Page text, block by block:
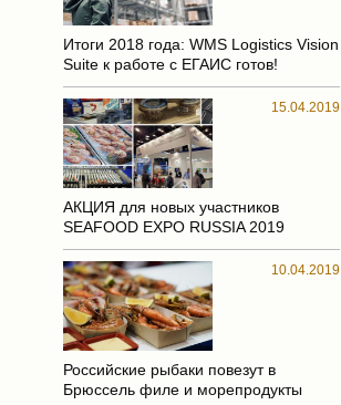
Итоги 2018 года: WMS Logistics Vision
Suite к работе с ЕГАИС готов!
15.04.2019
АКЦИЯ для новых участников
SEAFOOD EXPO RUSSIA 2019
10.04.2019
Российские рыбаки повезут в
Брюссель филе и морепродукты